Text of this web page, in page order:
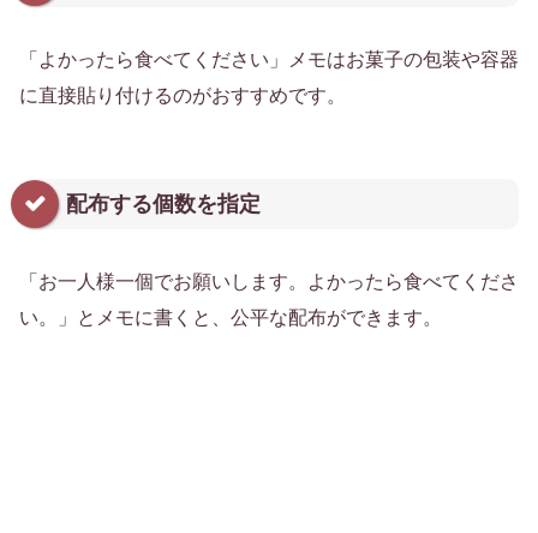
「よかったら食べてください」メモはお菓子の包装や容器
に直接貼り付けるのがおすすめです。
配布する個数を指定
「お一人様一個でお願いします。よかったら食べてくださ
い。」とメモに書くと、公平な配布ができます。